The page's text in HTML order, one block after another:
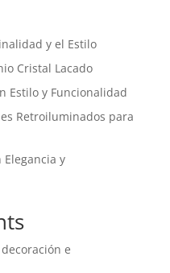
y el Estilo
Cristal Lacado
Estilo y Funcionalidad
Retroiluminados para
y
e